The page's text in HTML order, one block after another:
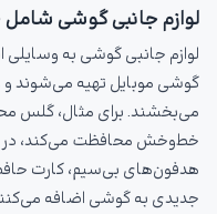
لوازم جانبی گوشی
لوازم جانبی گوشی به
گوشی موبایل تهیه می‌شوند و
می‌بخشند. برای مثال، گلس
خط‌وخش محافظت می‌کند، در
هدفون‌های بی‌سیم، کارت
جدیدی به گوشی اضافه می‌کنند.